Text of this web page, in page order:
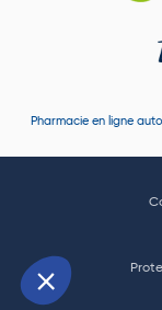
Pharmacie en ligne